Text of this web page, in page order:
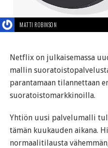
MATTI ROBINSON
Netflix on julkaisemassa
mallin
parantamaan tilannettaan
suoratoistomarkkinoilla.
Yhtiön uusi palvelumalli
tämän kuukauden aikana.
normaalitilausta